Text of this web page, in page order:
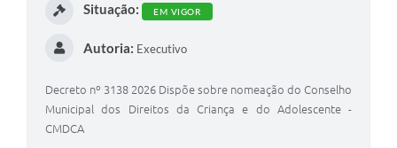
Situação: EM VIGOR
Autoria: Executivo
Decreto nº 3138 2026 Dispõe sobre nomeação do Conselho
Municipal dos Direitos da Criança e do Adolescente -
CMDCA